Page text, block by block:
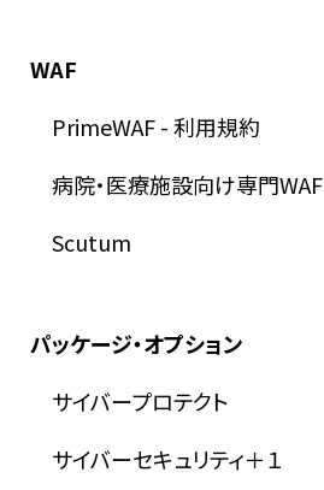
WAF
PrimeWAF-利用規約
病院・医療施設向け専門WAF
Scutum
パッケージ・オプション
サイバープロテクト
サイバーセキュリティ＋１